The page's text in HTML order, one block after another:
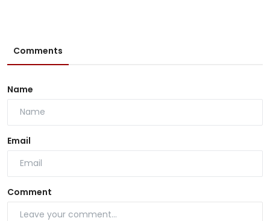
Comments
Name
Email
Comment